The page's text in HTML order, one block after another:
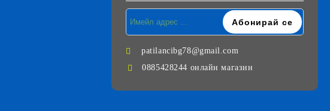
patilancibg78@gmail.com
0885428244 онлайн магазин